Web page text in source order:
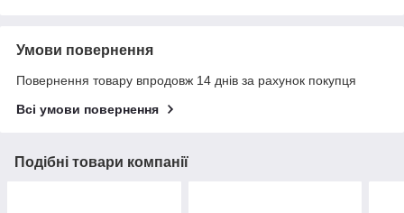
Умови повернення
Повернення товару впродовж 14 днів за рахунок покупця
Всі умови повернення
Подібні товари компанії